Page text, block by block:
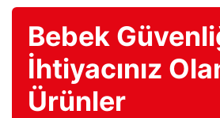
Bebek
İhtiyacınız
Ürünler